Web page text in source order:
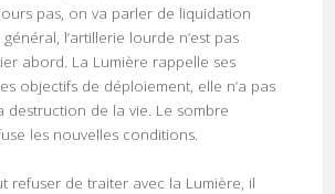
pas, on va parler de liquidation
l’artillerie lourde n’est pas
abord. La Lumière rappelle ses
objectifs de déploiement, elle n’a pas
destruction de la vie. Le sombre
les nouvelles conditions.
refuser de traiter avec la Lumière, il